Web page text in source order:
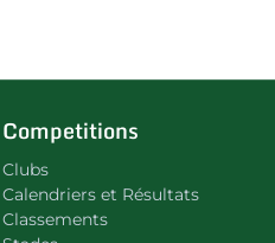
Competitions
Clubs
Calendriers et Résultats
Classements